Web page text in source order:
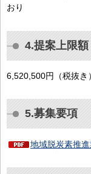
おり
4.提案上限額
6,520,500円（税抜き）
5.募集要項
地域脱炭素推進